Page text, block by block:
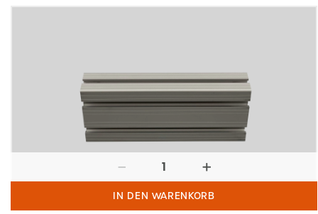
Profil
IN DEN WARENKORB